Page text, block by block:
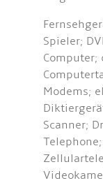
Spieler;
Computer;
Modems;
Scanner;